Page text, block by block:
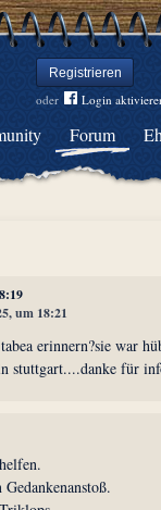
Registrieren
oder Login
Forum
um 18:21
erinnern?sie war
stuttgart....danke für